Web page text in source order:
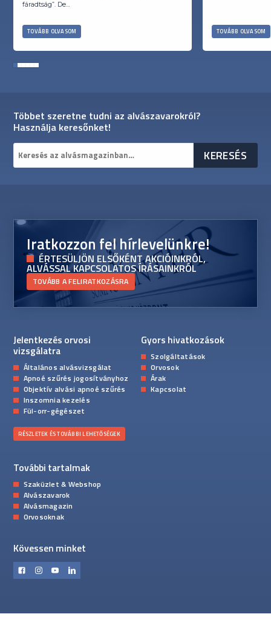
fáradtság”. De…
TOVÁBB OLVASOM TOVÁBB OLVASOM
123456
Többet szeretne tudni az alvászavarokról?
Használja keresőnket!
Iratkozzon fel hírlevelünkre!
ÉRTESÜLJÖN ELSŐKÉNT AKCIÓINKRÓL,
ALVÁSSAL KAPCSOLATOS ÍRÁSAINKRÓL
TOVÁBB A FELIRATKOZÁSRA
Jelentkezés orvosi
vizsgálatra
Általános alvásvizsgálat
Apnoé szűrés jogosítványhoz
Objektív alvási apnoé szűrés
Inszomnia kezelés
Fül-orr-gégészet
RÉSZLETEK ÉS TOVÁBBI LEHETŐSÉGEK
Gyors hivatkozások
Szolgáltatások
Orvosok
Árak
Kapcsolat
További tartalmak
Szaküzlet & Webshop
Alvászavarok
Alvásmagazin
Orvosoknak
Kövessen minket